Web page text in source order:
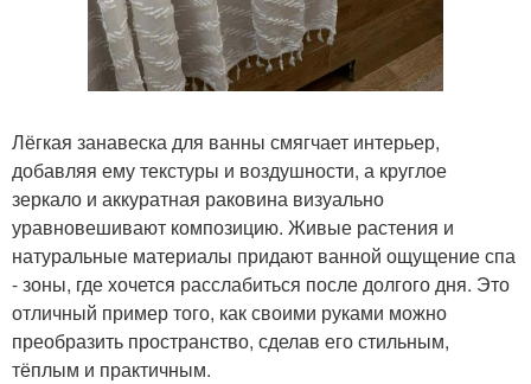
Лёгкая занавеска для ванны смягчает интерьер,
добавляя ему текстуры и воздушности, а круглое
зеркало и аккуратная раковина визуально
уравновешивают композицию. Живые растения и
натуральные материалы придают ванной ощущение спа
- зоны, где хочется расслабиться после долгого дня. Это
отличный пример того, как своими руками можно
преобразить пространство, сделав его стильным,
тёплым и практичным.